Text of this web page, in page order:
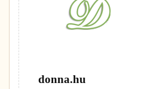
donna.hu